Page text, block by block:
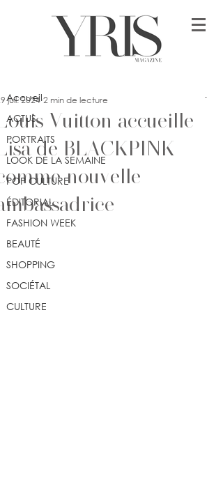
Accueil
ACTUS
PORTRAITS
LOOK DE LA SEMAINE
POP CULTURE
ÉDITORIAL
FASHION WEEK
BEAUTÉ
SHOPPING
SOCIÉTAL
CULTURE
Vuitton accueille
de BLACKPINK
nouvelle
juil. 2024 2 min de lecture